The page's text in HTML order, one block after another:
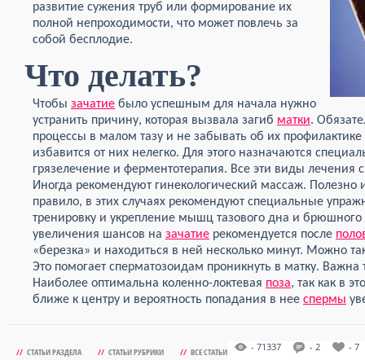
развитие сужения труб или формирование их
полной непроходимости, что может повлечь за
собой бесплодие.
Что делать?
Чтобы зачатие было успешным для начала нужно
устранить причину, которая вызвала загиб матки.
процессы в малом тазу и не забывать об их
избавится от них нелегко. Для этого назначаются
грязелечение и ферментотерапия. Все эти виды лечения
Иногда рекомендуют гинекологический массаж. Полезно
правило, в этих случаях рекомендуют специальные
тренировку и укрепление мышц тазового дна и брюшного
увеличения шансов на зачатие рекомендуется после
«березка» и находиться в ней несколько минут. Можно
Это помогает сперматозоидам проникнуть в матку. Важна
Наиболее оптимальна коленно-локтевая поза, так как в
ближе к центру и вероятность попадания в нее спермы
// СТАТЬИ РАЗДЕЛА // СТАТЬИ РУБРИКИ // ВСЕ СТАТЬИ - 71337 - 2 - 7